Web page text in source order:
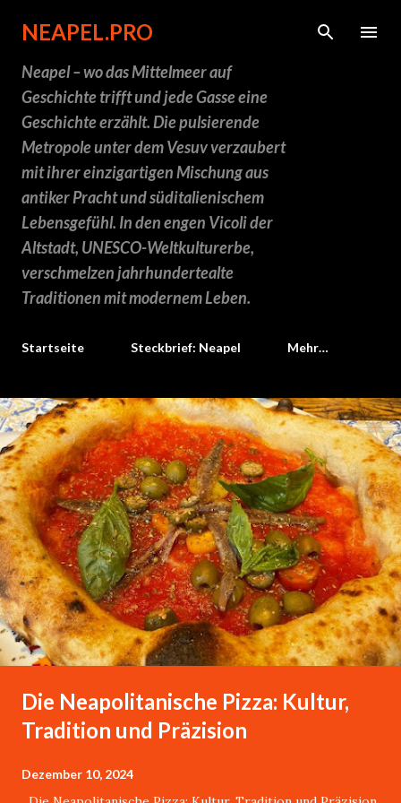
Direkt zum Hauptbereich
NEAPEL.PRO
Neapel – wo das Mittelmeer auf
Geschichte trifft und jede Gasse eine
Geschichte erzählt. Die pulsierende
Metropole unter dem Vesuv verzaubert
mit ihrer einzigartigen Mischung aus
antiker Pracht und süditalienischem
Lebensgefühl. In den engen Vicoli der
Altstadt, UNESCO-Weltkulturerbe,
verschmelzen jahrhundertealte
Traditionen mit modernem Leben.
Startseite Steckbrief: Neapel Mehr…
Die Neapolitanische Pizza: Kultur,
Tradition und Präzision
Dezember 10, 2024